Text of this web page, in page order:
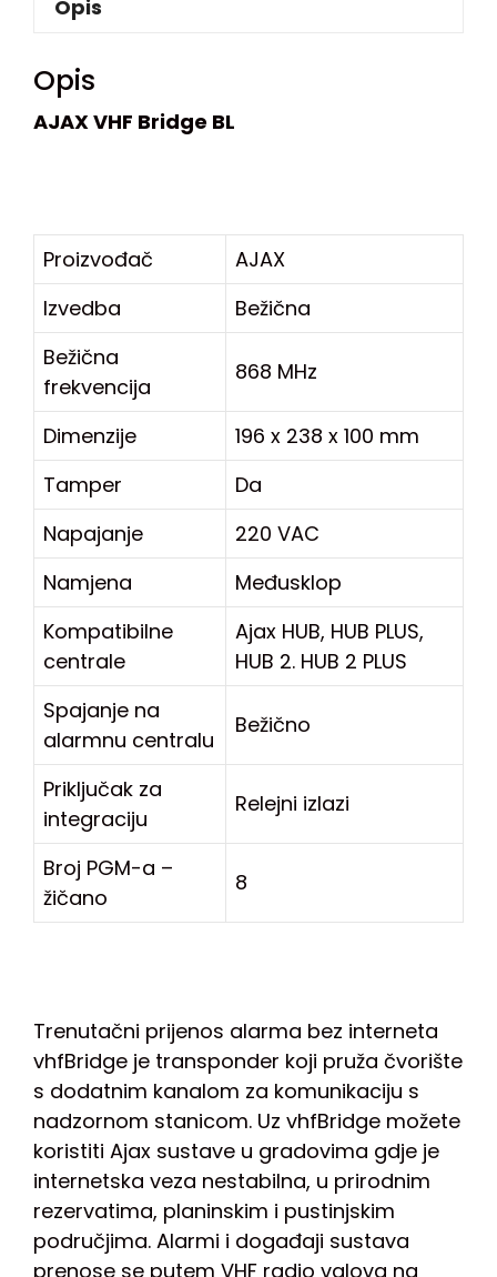
Opis
Opis
AJAX VHF Bridge BL
Proizvođač
AJAX
Izvedba
Bežična
Bežična
frekvencija
868 MHz
Dimenzije
196 x 238 x 100 mm
Tamper
Da
Napajanje
220 VAC
Namjena
Međusklop
Kompatibilne
centrale
Ajax HUB, HUB PLUS,
HUB 2. HUB 2 PLUS
Spajanje na
alarmnu centralu
Bežično
Priključak za
integraciju
Relejni izlazi
Broj PGM-a –
žičano
8
Trenutačni prijenos alarma bez interneta
vhfBridge je transponder koji pruža čvorište
s dodatnim kanalom za komunikaciju s
nadzornom stanicom. Uz vhfBridge možete
koristiti Ajax sustave u gradovima gdje je
internetska veza nestabilna, u prirodnim
rezervatima, planinskim i pustinjskim
područjima. Alarmi i događaji sustava
prenose se putem VHF radio valova na